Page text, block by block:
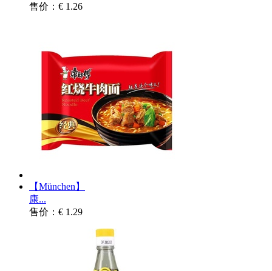
售价：€ 1.26
【München】
康...
售价：€ 1.29